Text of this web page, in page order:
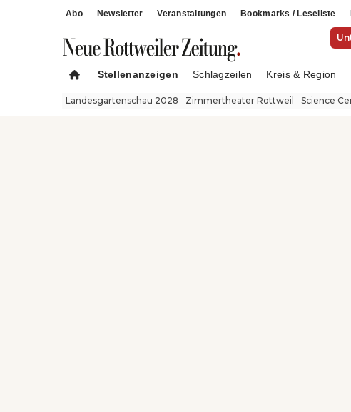
Abo Newsletter Veranstaltungen Bookmarks / Leseliste
Stellenanzeigen Schlagzeilen Kreis & Region
Landesgartenschau 2028 Zimmertheater Rottweil Science